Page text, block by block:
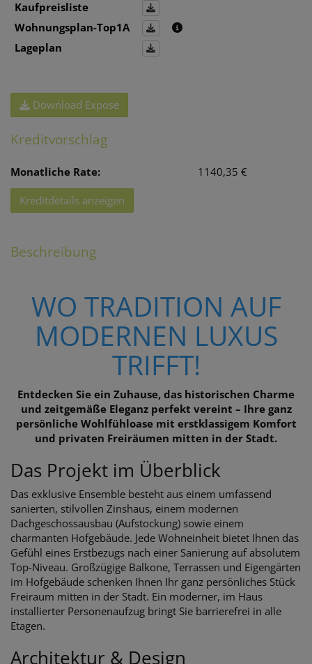
Kaufpreisliste
Wohnungsplan-Top1A
Lageplan
Download Expose
Kreditvorschlag
Monatliche Rate: 1140,35 €
Kreditdetails anzeigen
Beschreibung
WO TRADITION AUF
MODERNEN LUXUS
TRIFFT!
Entdecken Sie ein Zuhause, das historischen Charme
und zeitgemäße Eleganz perfekt vereint – Ihre ganz
persönliche Wohlfühloase mit erstklassigem Komfort
und privaten Freiräumen mitten in der Stadt.
Das Projekt im Überblick
Das exklusive Ensemble besteht aus einem umfassend
sanierten, stilvollen Zinshaus, einem modernen
Dachgeschossausbau (Aufstockung) sowie einem
charmanten Hofgebäude. Jede Wohneinheit bietet Ihnen das
Gefühl eines Erstbezugs nach einer Sanierung auf absolutem
Top-Niveau. Großzügige Balkone, Terrassen und Eigengärten
im Hofgebäude schenken Ihnen Ihr ganz persönliches Stück
Freiraum mitten in der Stadt. Ein moderner, im Haus
installierter Personenaufzug bringt Sie barrierefrei in alle
Etagen.
Architektur & Design